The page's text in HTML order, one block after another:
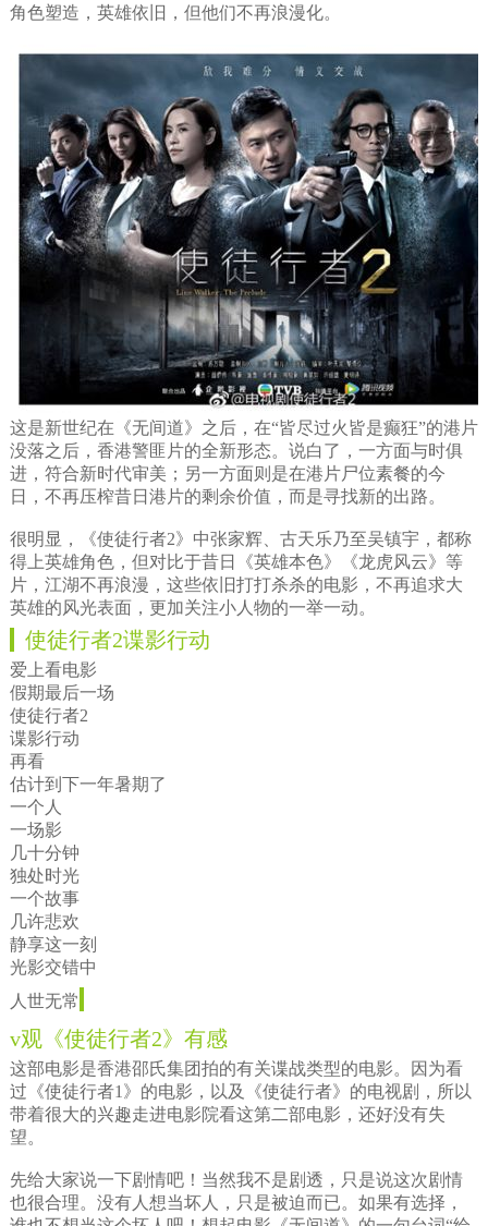
角色塑造，英雄依旧，但他们不再浪漫化。
这是新世纪在《无间道》之后，在“皆尽过火皆是癫狂”的港片
没落之后，香港警匪片的全新形态。说白了，一方面与时俱
进，符合新时代审美；另一方面则是在港片尸位素餐的今
日，不再压榨昔日港片的剩余价值，而是寻找新的出路。
很明显，《使徒行者2》中张家辉、古天乐乃至吴镇宇，都称
得上英雄角色，但对比于昔日《英雄本色》《龙虎风云》等
片，江湖不再浪漫，这些依旧打打杀杀的电影，不再追求大
英雄的风光表面，更加关注小人物的一举一动。
使徒行者2谍影行动
爱上看电影
假期最后一场
使徒行者2
谍影行动
再看
估计到下一年暑期了
一个人
一场影
几十分钟
独处时光
一个故事
几许悲欢
静享这一刻
光影交错中
人世无常
v观《使徒行者2》有感
这部电影是香港邵氏集团拍的有关谍战类型的电影。因为看
过《使徒行者1》的电影，以及《使徒行者》的电视剧，所以
带着很大的兴趣走进电影院看这第二部电影，还好没有失
望。
先给大家说一下剧情吧！当然我不是剧透，只是说这次剧情
也很合理。没有人想当坏人，只是被迫而已。如果有选择，